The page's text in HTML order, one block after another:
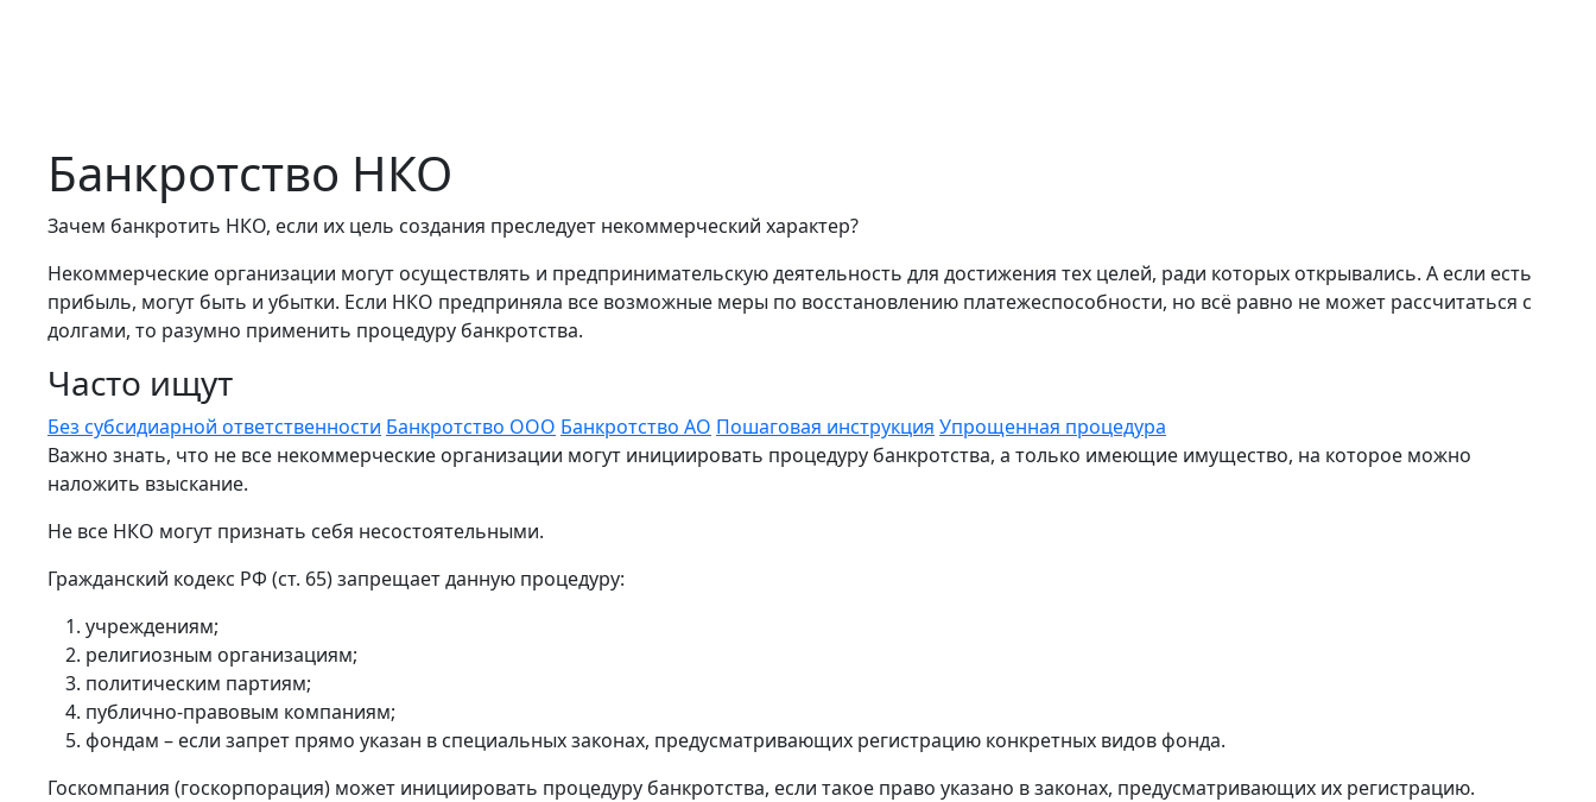
Банкротство НКО
Зачем банкротить НКО, если их цель создания преследует некоммерческий характер?
Некоммерческие организации могут осуществлять и предпринимательскую деятельность для достижения тех целей, ради которых открывались. А если есть
прибыль, могут быть и убытки. Если НКО предприняла все возможные меры по восстановлению платежеспособности, но всё равно не может рассчитаться с
долгами, то разумно применить процедуру банкротства.
Часто ищут
Без субсидиарной ответственности Банкротство ООО Банкротство АО Пошаговая инструкция Упрощенная процедура
Важно знать, что не все некоммерческие организации могут инициировать процедуру банкротства, а только имеющие имущество, на которое можно
наложить взыскание.
Не все НКО могут признать себя несостоятельными.
Гражданский кодекс РФ (ст. 65) запрещает данную процедуру:
учреждениям;
религиозным организациям;
политическим партиям;
публично-правовым компаниям;
фондам – если запрет прямо указан в специальных законах, предусматривающих регистрацию конкретных видов фонда.
Госкомпания (госкорпорация) может инициировать процедуру банкротства, если такое право указано в законах, предусматривающих их регистрацию.